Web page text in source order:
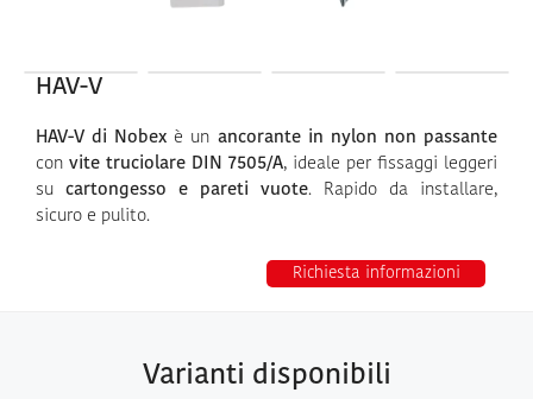
HAV-V
HAV-V di Nobex è un ancorante in nylon non passante
con vite truciolare DIN 7505/A, ideale per fissaggi leggeri
su cartongesso e pareti vuote. Rapido da installare,
sicuro e pulito.
Richiesta informazioni
Varianti disponibili